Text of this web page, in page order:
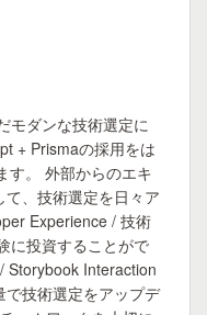
モダンな技術選定に
+ Prismaの採用をは
す。 外部からのエキ
、技術選定を日々ア
Experience / 技術
に投資することがで
Storybook Interaction
技術選定をアップデ